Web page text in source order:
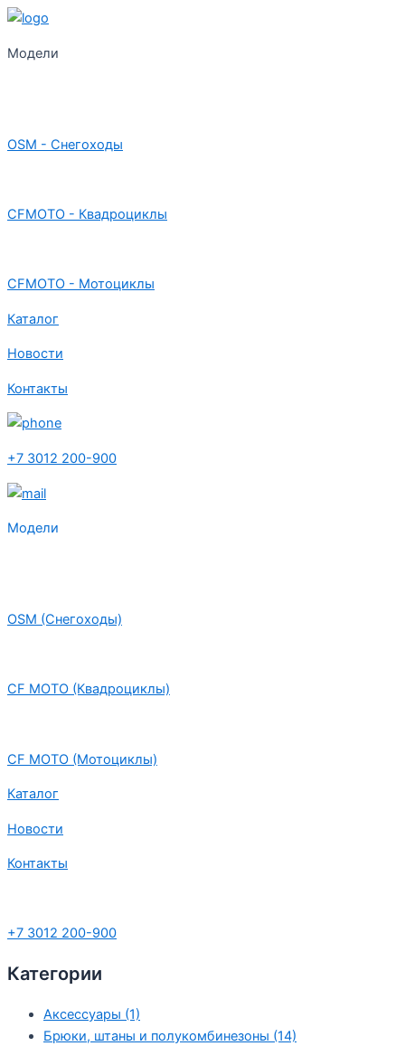
Модели
OSM - Снегоходы
CFMOTO - Квадроциклы
CFMOTO - Мотоциклы
Каталог
Новости
Контакты
+7 3012 200-900
Модели
OSM (Снегоходы)
CF MOTO (Квадроциклы)
CF MOTO (Мотоциклы)
Каталог
Новости
Контакты
+7 3012 200-900
Категории
Аксессуары (1)
Брюки, штаны и полукомбинезоны (14)